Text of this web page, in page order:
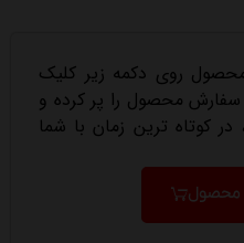
روی دکمه زیر کلیک
محصول را پر کرده و
در کوتاه ترین زمان با شما
محصول